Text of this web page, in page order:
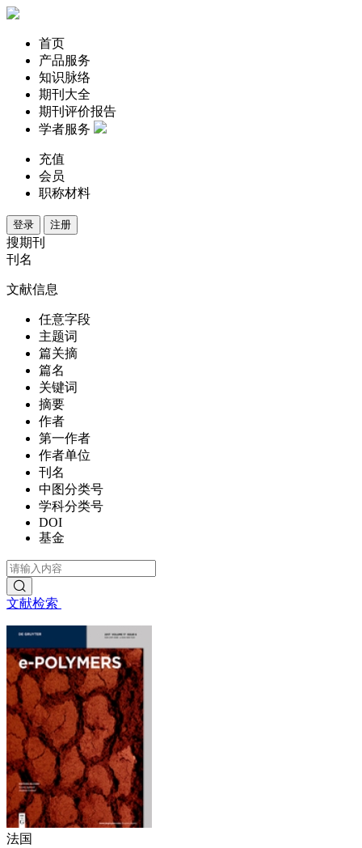
首页
产品服务
知识脉络
期刊大全
期刊评价报告
学者服务
充值
会员
职称材料
登录 注册
搜期刊
刊名
文献信息
任意字段
主题词
篇关摘
篇名
关键词
摘要
作者
第一作者
作者单位
刊名
中图分类号
学科分类号
DOI
基金
文献检索
法国